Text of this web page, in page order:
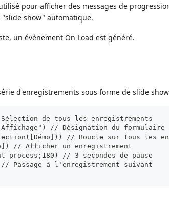
pour afficher des messages de
show" automatique.
un événement On Load est généré.
d'enregistrements sous forme de slide
// Sélection de tous les enregistrements
// Désignation du
// Boucle sur tous les
// Afficher un enregistrement
process;180) // 3 secondes de pause
// Passage à l'enregistrement suivant